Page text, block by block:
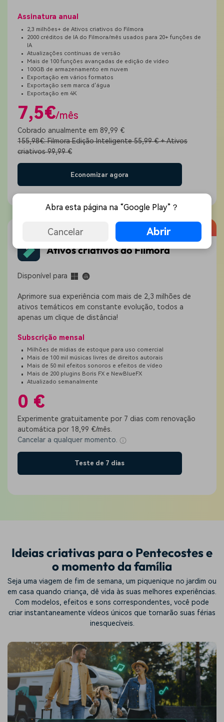
Assinatura anual
2,3 milhões+ de Ativos criativos do Filmora
2000 créditos de IA do Filmora/mês usados para 20+ funções de
IA
Atualizações contínuas de versão
Mais de 100 funções avançadas de edição de vídeo
100GB de armazenamento em nuvem
Exportação em vários formatos
Exportação sem marca d'água
Exportação em 4K
7,5€/mês
Cobrado anualmente em 89,99 €
155,98€: Filmora Edição Inteligente 55,99 € + Ativos
criativos 99,99 €
Economizar agora
Teste grátis
Ativos criativos do Filmora
Disponível para
Aprimore sua experiência com mais de 2,3 milhões de
ativos temáticos em constante evolução, todos a
apenas um clique de distância!
Subscrição mensal
Milhões de mídias de estoque para uso comercial
Mais de 100 mil músicas livres de direitos autorais
Mais de 50 mil efeitos sonoros e efeitos de vídeo
Mais de 200 plugins Boris FX e NewBlueFX
Atualizado semanalmente
0 €
Experimente gratuitamente por 7 dias com renovação
automática por 18,99 €/mês.
Cancelar a qualquer momento.
Teste de 7 dias
Ideias criativas para o Pentecostes e
o momento da família
Seja uma viagem de fim de semana, um piquenique no jardim ou
em casa quando criança, dê vida às suas melhores experiências.
Com modelos, efeitos e sons correspondentes, você pode
criar instantaneamente vídeos únicos que tornarão suas férias
inesquecíveis.
Abra esta página na “Google Play”？
Cancelar Abrir